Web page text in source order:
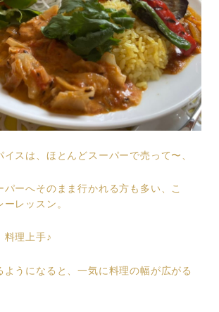
スは、ほとんどスーパーで売って〜、
パーへそのまま行かれる方も多い、こ
レッスン。
料理上手♪
ようになると、一気に料理の幅が広がる